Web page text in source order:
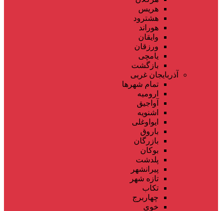
هریس
هشترود
هوراند
وایقان
ورزقان
یامچی
بازگشت
آذربایجان غربی
تمام شهر‌ها
ارومیه
آواجیق
اشنویه
ایواوغلی
باروق
بازرگان
بوکان
پلدشت
پیرانشهر
تازه شهر
تکاب
چهاربرج
خوی